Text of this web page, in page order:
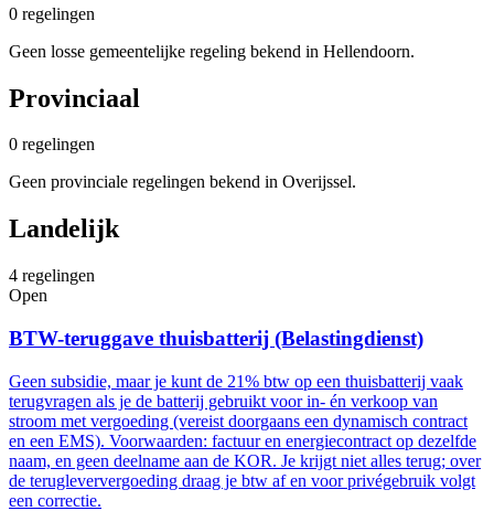
0 regelingen
Geen losse gemeentelijke regeling bekend in Hellendoorn.
Provinciaal
0 regelingen
Geen provinciale regelingen bekend in Overijssel.
Landelijk
4 regelingen
Open
BTW-teruggave thuisbatterij (Belastingdienst)
Geen subsidie, maar je kunt de 21% btw op een thuisbatterij vaak
terugvragen als je de batterij gebruikt voor in- én verkoop van
stroom met vergoeding (vereist doorgaans een dynamisch contract
en een EMS). Voorwaarden: factuur en energiecontract op dezelfde
naam, en geen deelname aan de KOR. Je krijgt niet alles terug; over
de terugleververgoeding draag je btw af en voor privégebruik volgt
een correctie.